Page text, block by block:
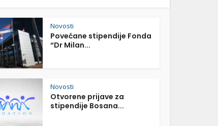
Novosti
Povećane stipendije Fonda
“Dr Milan...
Novosti
Otvorene prijave za
stipendije Bosana...